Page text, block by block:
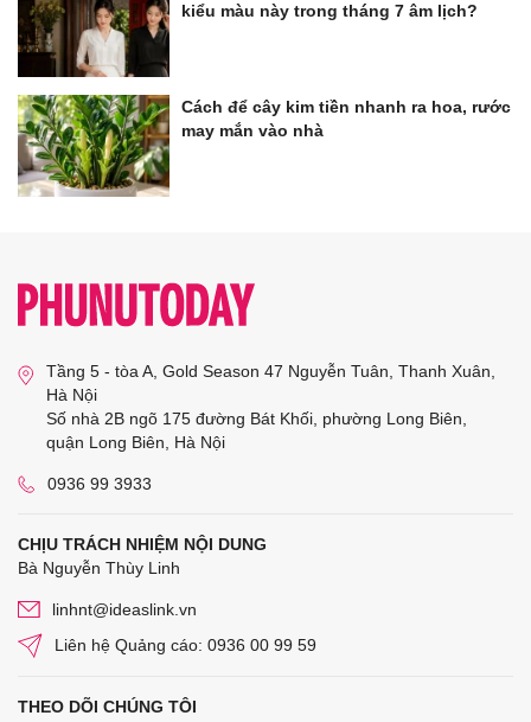
kiểu màu này trong tháng 7 âm lịch?
Cách để cây kim tiền nhanh ra hoa, rước
may mắn vào nhà
Tầng 5 - tòa A, Gold Season 47 Nguyễn Tuân, Thanh Xuân,
Hà Nội
Số nhà 2B ngõ 175 đường Bát Khối, phường Long Biên,
quận Long Biên, Hà Nội
0936 99 3933
CHỊU TRÁCH NHIỆM NỘI DUNG
Bà Nguyễn Thùy Linh
linhnt@ideaslink.vn
Liên hệ Quảng cáo: 0936 00 99 59
THEO DÕI CHÚNG TÔI